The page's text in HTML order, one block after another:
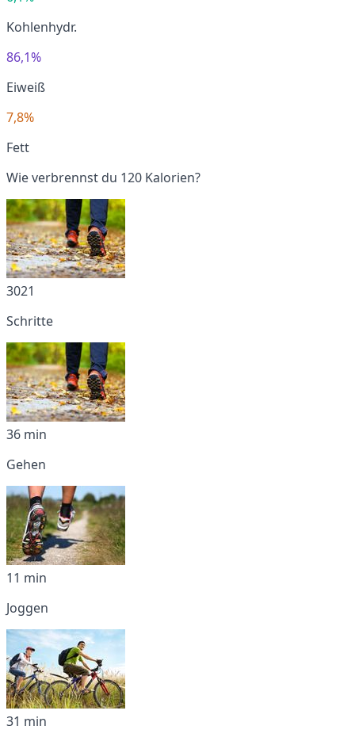
Kohlenhydr.
86,1%
Eiweiß
7,8%
Fett
Wie verbrennst du 120 Kalorien?
3021
Schritte
36 min
Gehen
11 min
Joggen
31 min